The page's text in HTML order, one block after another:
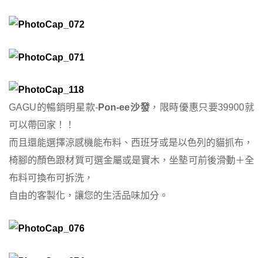
GAGU的暢銷明星款-Pon-ee沙發 ，限時優惠只要39900就
可以帶回家！！
而且還能選擇涼感機能布料、西班牙或是以色列的貓抓布，
椅腳的顏色跟材質可選金屬或是實木，坐墊可前後滑動＋全
布料可換布可拆洗，
自由的客製化，讓您的生活品味加分。